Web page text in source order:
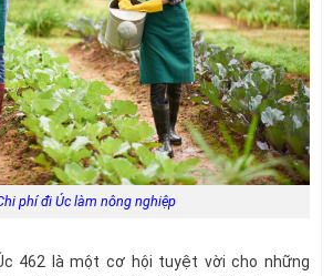
phí đi Úc làm nông nghiệp
462 là một cơ hội tuyệt vời cho những